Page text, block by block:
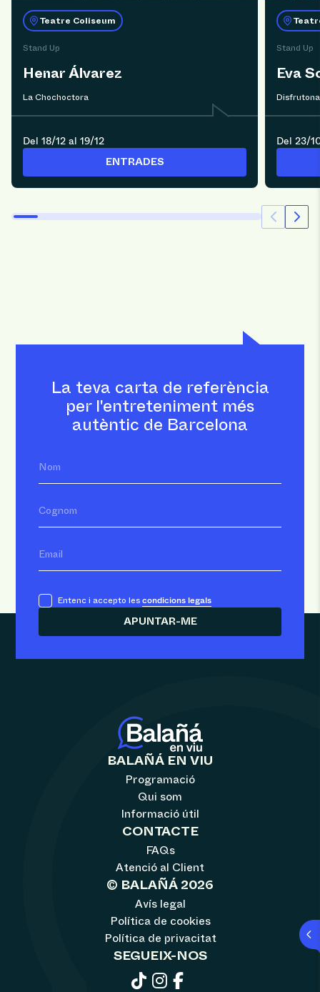
Teatre Coliseum
Stand Up
Henar Álvarez
La Chochoctora
Del 18/12 al 19/12
ENTRADES
Stand Up
Eva
Disfrutona
Del 23/
La teva carta de referència
per l'entreteniment més
autèntic de Barcelona
Nom
Cognom
Email
Entenc i accepto lescondicions legals
BALAÑÁ EN VIU
Programació
Qui som
Informació útil
CONTACTE
FAQs
Atenció al Client
© BALAÑÁ 2026
Avís legal
Política de cookies
Política de privacitat
SEGUEIX-NOS